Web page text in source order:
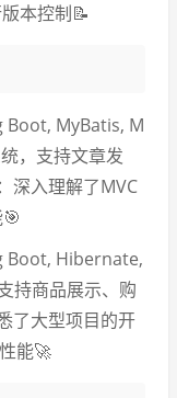
本控制📝
Boot, MyBatis, M
，支持文章发
：深入理解了MVC
Boot, Hibernate,
持商品展示、购
了大型项目的开
能🚀